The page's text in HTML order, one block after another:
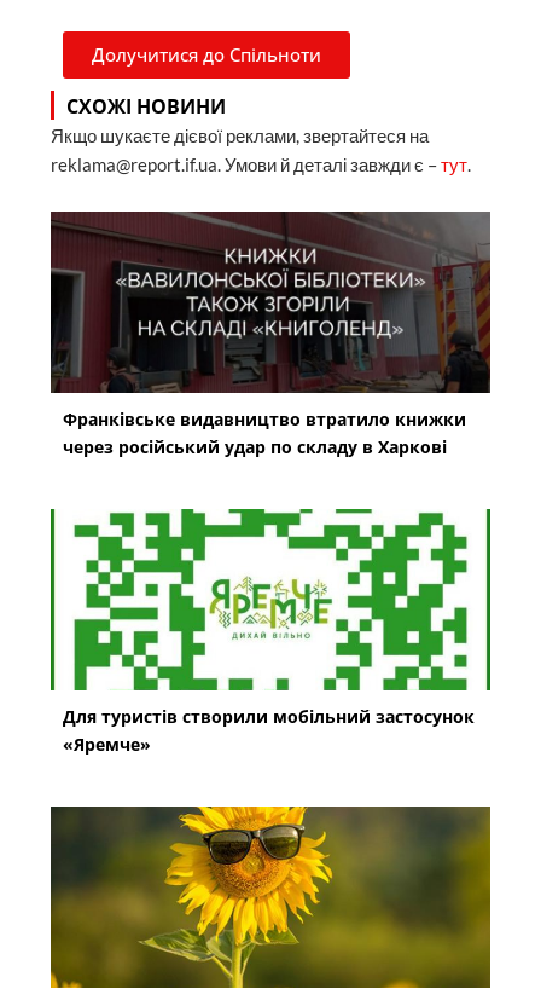
Долучитися до Спільноти
СХОЖІ НОВИНИ
Якщо шукаєте дієвої реклами, звертайтеся на
reklama@report.if.ua. Умови й деталі завжди є –тут.
Франківське видавництво втратило книжки
через російський удар по складу в Харкові
Для туристів створили мобільний застосунок
«Яремче»